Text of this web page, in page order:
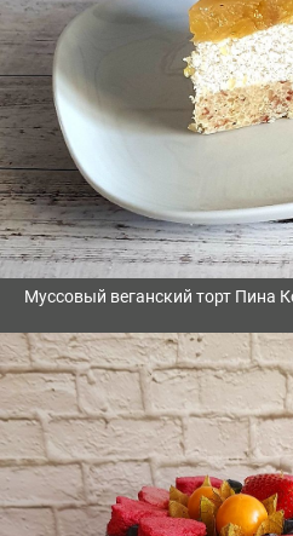
Муссовый веганский торт Пина